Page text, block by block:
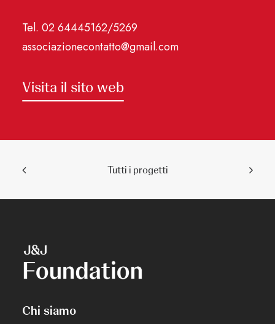
Tel. 02 64445162/5269
associazionecontatto@gmail.com
Visita il sito web
Tutti i progetti
Chi siamo